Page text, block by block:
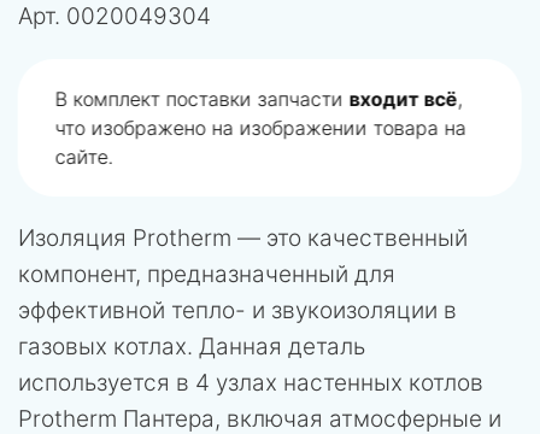
Арт. 0020049304
В комплект поставки запчасти входит всё,
что изображено на изображении товара на
сайте.
Изоляция Protherm — это качественный
компонент, предназначенный для
эффективной тепло- и звукоизоляции в
газовых котлах. Данная деталь
используется в 4 узлах настенных котлов
Protherm Пантера, включая атмосферные и